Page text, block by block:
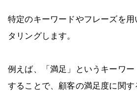
特定のキーワードやフレーズを
タリングします。
例えば、「満足」というキーワ
することで、顧客の満足度に関